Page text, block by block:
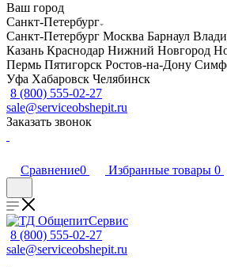
Ваш город
Санкт-Петербург
Санкт-Петербург Москва Барнаул
Казань Краснодар Нижний Новгород
Пермь Пятигорск Ростов-на-Дону
Уфа Хабаровск Челябинск
8 (800) 555-02-27
sale@serviceobshepit.ru
Заказать звонок
Сравнение0 Избранные товары 0
8 (800) 555-02-27
sale@serviceobshepit.ru